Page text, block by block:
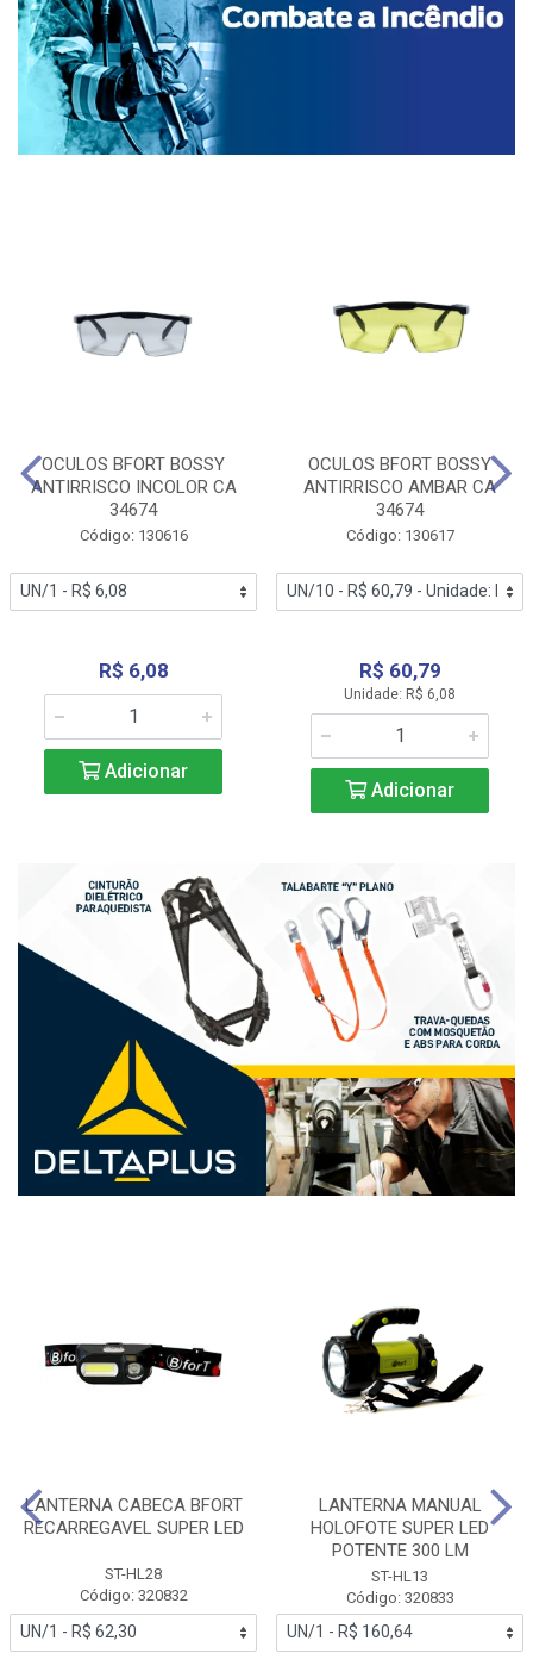
OCULOS BFORT BOSSY
ANTIRRISCO INCOLOR CA
34674
Código: 130616
R$ 6,08
Adicionar
OCULOS BFORT BOSSY
ANTIRRISCO AMBAR CA
34674
Código: 130617
R$ 60,79
Unidade: R$ 6,08
Adicionar
LANTERNA CABECA BFORT
RECARREGAVEL SUPER LED
ST-HL28
Código: 320832
LANTERNA MANUAL
HOLOFOTE SUPER LED
POTENTE 300 LM
ST-HL13
Código: 320833